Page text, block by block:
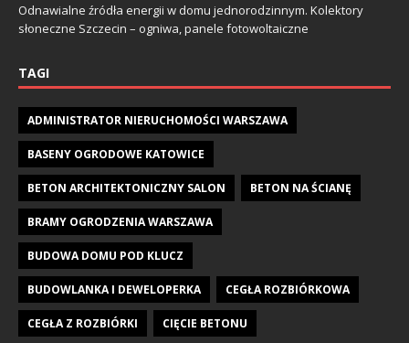
Odnawialne źródła energii w domu jednorodzinnym. Kolektory
słoneczne Szczecin – ogniwa, panele fotowoltaiczne
TAGI
ADMINISTRATOR NIERUCHOMOŚCI WARSZAWA
BASENY OGRODOWE KATOWICE
BETON ARCHITEKTONICZNY SALON BETON NA ŚCIANĘ
BRAMY OGRODZENIA WARSZAWA
BUDOWA DOMU POD KLUCZ
BUDOWLANKA I DEWELOPERKA CEGŁA ROZBIÓRKOWA
CEGŁA Z ROZBIÓRKI CIĘCIE BETONU